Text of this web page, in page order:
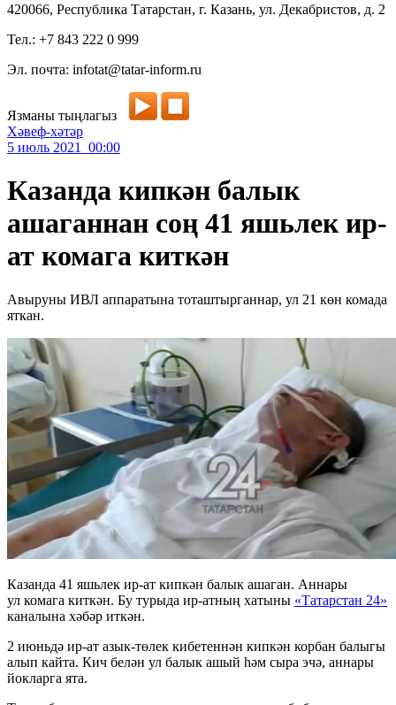
420066, Республика Татарстан, г. Казань, ул. Декабристов, д. 2
Тел.: +7 843 222 0 999
Эл. почта: infotat@tatar-inform.ru
Язманы тыңлагыз
Хәвеф-хәтәр
5 июль 2021 00:00
Казанда кипкән балык
ашаганнан соң 41 яшьлек ир-
ат комага киткән
Авыруны ИВЛ аппаратына тоташтырганнар, ул 21 көн комада
яткан.
Казанда 41 яшьлек ир-ат кипкән балык ашаган. Аннары
ул комага киткән. Бу турыда ир-атның хатыны «Татарстан 24»
каналына хәбәр иткән.
2 июньдә ир-ат азык-төлек кибетеннән кипкән корбан балыгы
алып кайта. Кич белән ул балык ашый һәм сыра эчә, аннары
йокларга ята.